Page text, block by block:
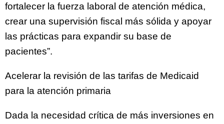
fortalecer la fuerza laboral de atención médica,
crear una supervisión fiscal más sólida y apoyar
las prácticas para expandir su base de
pacientes”.
Acelerar la revisión de las tarifas de Medicaid
para la atención primaria
Dada la necesidad crítica de más inversiones en